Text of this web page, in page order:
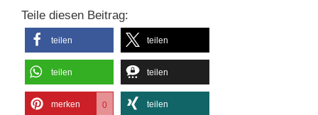
Teile diesen Beitrag:
teilen teilen
teilen teilen
merken 0 teilen